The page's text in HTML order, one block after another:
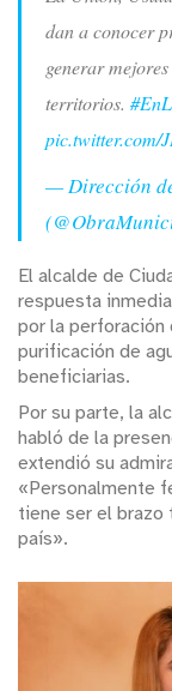
dan a conocer
generar
territorios.
pic.twitter.com/
— Dirección
El alcalde de
respuesta
por la perforación
purificación de
beneficiarias.
Por su parte, la
habló de la
extendió su
«Personalmente
tiene ser el
país».